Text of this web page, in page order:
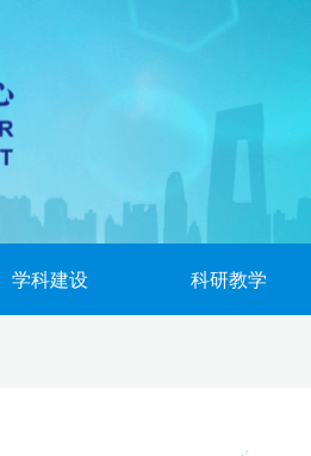
学科建设 科研教学